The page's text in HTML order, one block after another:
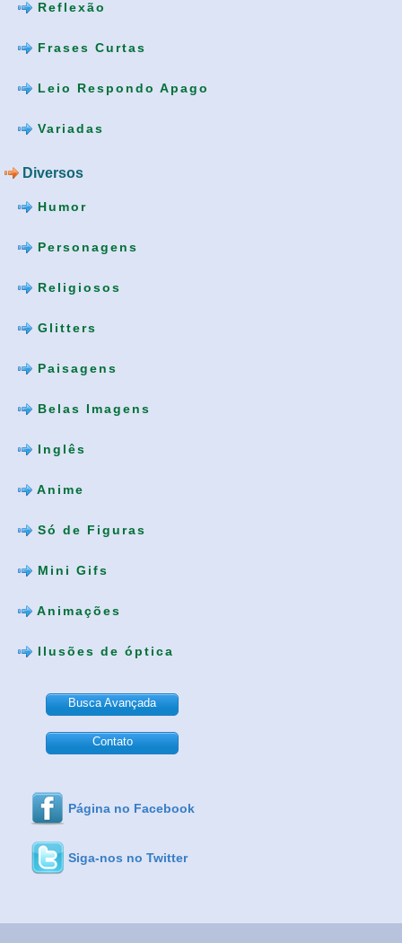
Reflexão
Frases Curtas
Leio Respondo Apago
Variadas
Diversos
Humor
Personagens
Religiosos
Glitters
Paisagens
Belas Imagens
Inglês
Anime
Só de Figuras
Mini Gifs
Animações
Ilusões de óptica
Busca Avançada
Contato
Página no Facebook
Siga-nos no Twitter